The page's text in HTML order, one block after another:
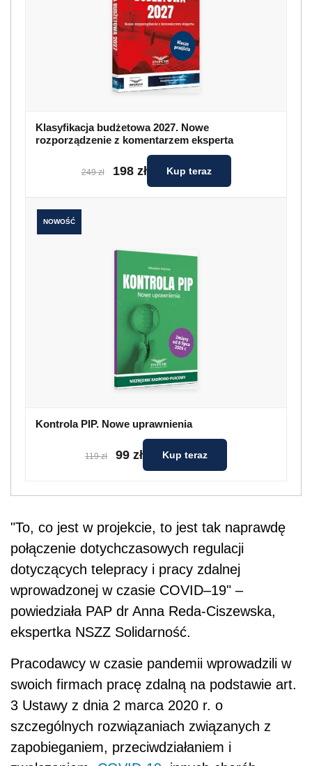
Klasyfikacja budżetowa 2027. Nowe
rozporządzenie z komentarzem eksperta
249 zł 198 zł Kup teraz
NOWOŚĆ
Kontrola PIP. Nowe uprawnienia
119 zł 99 zł Kup teraz
"To, co jest w projekcie, to jest tak naprawdę
połączenie dotychczasowych regulacji
dotyczących telepracy i pracy zdalnej
wprowadzonej w czasie COVID–19" –
powiedziała PAP dr Anna Reda-Ciszewska,
ekspertka NSZZ Solidarność.
Pracodawcy w czasie pandemii wprowadzili w
swoich firmach pracę zdalną na podstawie art.
3 Ustawy z dnia 2 marca 2020 r. o
szczególnych rozwiązaniach związanych z
zapobieganiem, przeciwdziałaniem i